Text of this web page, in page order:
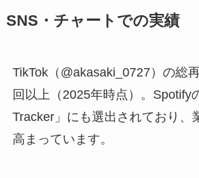
SNS・チャートでの実績
TikTok（@akasaki_0727）の総
回以上（2025年時点）。Spotify
Tracker」にも選出されており、
高まっています。